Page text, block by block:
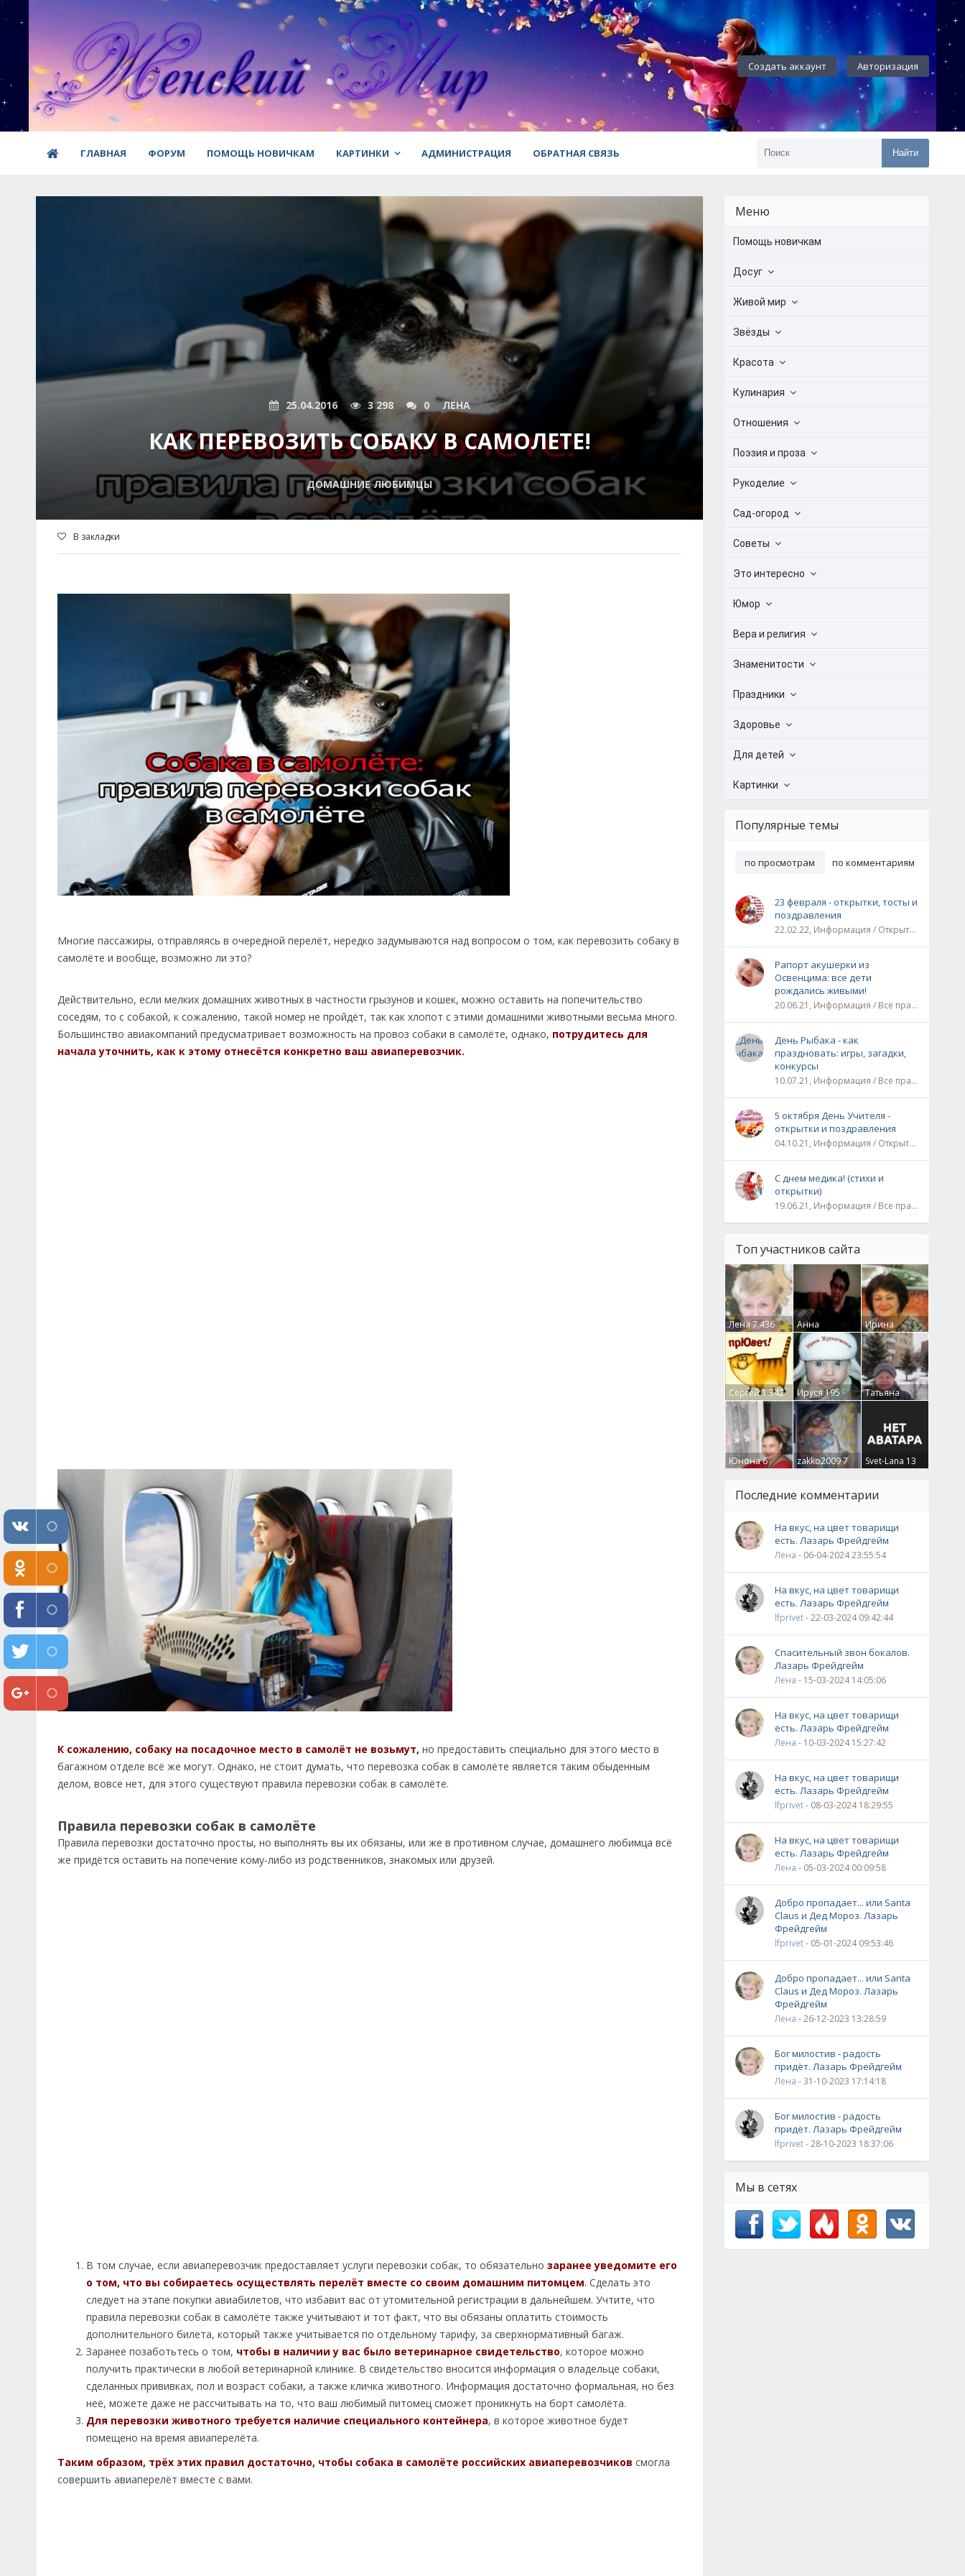
Создать аккаунт Авторизация
ГЛАВНАЯ ФОРУМ ПОМОЩЬ НОВИЧКАМ КАРТИНКИ АДМИНИСТРАЦИЯ ОБРАТНАЯ СВЯЗЬ Найти
25.04.2016 3 298 0 ЛЕНА
КАК ПЕРЕВОЗИТЬ СОБАКУ В САМОЛЕТЕ!
ДОМАШНИЕ ЛЮБИМЦЫ
В закладки
Многие пассажиры, отправляясь в очередной перелёт, нередко задумываются над вопросом о том, как перевозить собаку в
самолёте и вообще, возможно ли это?
Действительно, если мелких домашних животных в частности грызунов и кошек, можно оставить на попечительство
соседям, то с собакой, к сожалению, такой номер не пройдёт, так как хлопот с этими домашними животными весьма много.
Большинство авиакомпаний предусматривает возможность на провоз собаки в самолёте, однако, потрудитесь для
начала уточнить, как к этому отнесётся конкретно ваш авиаперевозчик.
К сожалению, собаку на посадочное место в самолёт не возьмут, но предоставить специально для этого место в
багажном отделе всё же могут. Однако, не стоит думать, что перевозка собак в самолёте является таким обыденным
делом, вовсе нет, для этого существуют правила перевозки собак в самолёте.
Правила перевозки собак в самолёте
Правила перевозки достаточно просты, но выполнять вы их обязаны, или же в противном случае, домашнего любимца всё
же придётся оставить на попечение кому-либо из родственников, знакомых или друзей.
В том случае, если авиаперевозчик предоставляет услуги перевозки собак, то обязательно заранее уведомите его
о том, что вы собираетесь осуществлять перелёт вместе со своим домашним питомцем. Сделать это
следует на этапе покупки авиабилетов, что избавит вас от утомительной регистрации в дальнейшем. Учтите, что
правила перевозки собак в самолёте также учитывают и тот факт, что вы обязаны оплатить стоимость
дополнительного билета, который также учитывается по отдельному тарифу, за сверхнормативный багаж.
Заранее позаботьтесь о том, чтобы в наличии у вас было ветеринарное свидетельство, которое можно
получить практически в любой ветеринарной клинике. В свидетельство вносится информация о владельце собаки,
сделанных прививках, пол и возраст собаки, а также кличка животного. Информация достаточно формальная, но без
неё, можете даже не рассчитывать на то, что ваш любимый питомец сможет проникнуть на борт самолёта.
Для перевозки животного требуется наличие специального контейнера, в которое животное будет
помещено на время авиаперелёта.
Таким образом, трёх этих правил достаточно, чтобы собака в самолёте российских авиаперевозчиков смогла
совершить авиаперелёт вместе с вами.
Меню
Помощь новичкам
Досуг
Живой мир
Звёзды
Красота
Кулинария
Отношения
Поэзия и проза
Рукоделие
Сад-огород
Советы
Это интересно
Юмор
Вера и религия
Знаменитости
Праздники
Здоровье
Для детей
Картинки
Популярные темы
по просмотрам по комментариям
23 февраля - открытки, тосты и
поздравления
22.02.22, Информация / Открытки / Все праздники
Рапорт акушерки из
Освенцима: все дети
рождались живыми!
20.06.21, Информация / Все праздники / Рассказы и истории
День Рыбака - как
праздновать: игры, загадки,
конкурсы
10.07.21, Информация / Все праздники
5 октября День Учителя -
открытки и поздравления
04.10.21, Информация / Открытки / Все праздники
С днем медика! (стихи и
открытки)
19.06.21, Информация / Все праздники
Топ участников сайта
Лена7 436
Анна
Гумлевая0
Ирина
Бруцкая41
Сергей1 342 Ируся195
Татьяна
Крючкова0
Юнона6 zakko20097 Svet-Lana 13
Последние комментарии
На вкус, на цвет товарищи
есть. Лазарь Фрейдгейм
Лена - 06-04-2024 23:55:54
На вкус, на цвет товарищи
есть. Лазарь Фрейдгейм
lfprivet- 22-03-2024 09:42:44
Спасительный звон бокалов.
Лазарь Фрейдгейм
Лена - 15-03-2024 14:05:06
На вкус, на цвет товарищи
есть. Лазарь Фрейдгейм
Лена - 10-03-2024 15:27:42
На вкус, на цвет товарищи
есть. Лазарь Фрейдгейм
lfprivet- 08-03-2024 18:29:55
На вкус, на цвет товарищи
есть. Лазарь Фрейдгейм
Лена - 05-03-2024 00:09:58
Добро пропадает... или Santa
Claus и Дед Мороз. Лазарь
Фрейдгейм
lfprivet- 05-01-2024 09:53:46
Добро пропадает... или Santa
Claus и Дед Мороз. Лазарь
Фрейдгейм
Лена - 26-12-2023 13:28:59
Бог милостив - радость
придёт. Лазарь Фрейдгейм
Лена - 31-10-2023 17:14:18
Бог милостив - радость
придёт. Лазарь Фрейдгейм
lfprivet- 28-10-2023 18:37:06
Мы в сетях